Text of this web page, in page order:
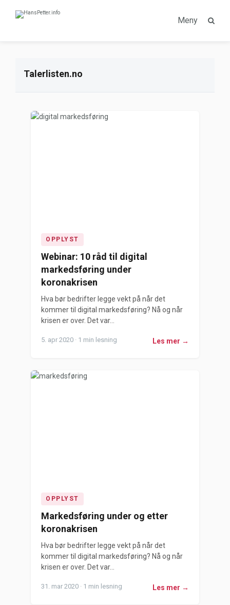
Meny
Talerlisten.no
OPPLYST
Webinar: 10 råd til digital
markedsføring under
koronakrisen
Hva bør bedrifter legge vekt på når det
kommer til digital markedsføring? Nå og når
krisen er over. Det var...
5. apr 2020 · 1 min lesning Les mer →
OPPLYST
Markedsføring under og etter
koronakrisen
Hva bør bedrifter legge vekt på når det
kommer til digital markedsføring? Nå og når
krisen er over. Det var...
31. mar 2020 · 1 min lesning Les mer →